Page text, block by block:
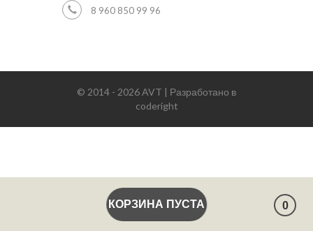
8 960 850 99 96
© 2014 - 2026 AVT | Разработано в
coderight
КОРЗИНА ПУСТА 0